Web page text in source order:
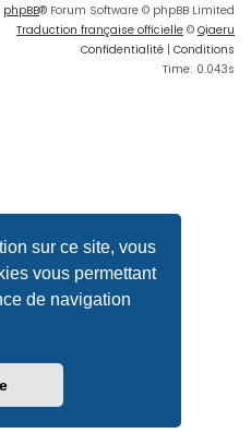
sur ce site, vous
vous permettant
de navigation
phpBB® Forum Software © phpBB Limited
Traduction française officielle © Qiaeru
Confidentialité | Conditions
Time: 0.043s